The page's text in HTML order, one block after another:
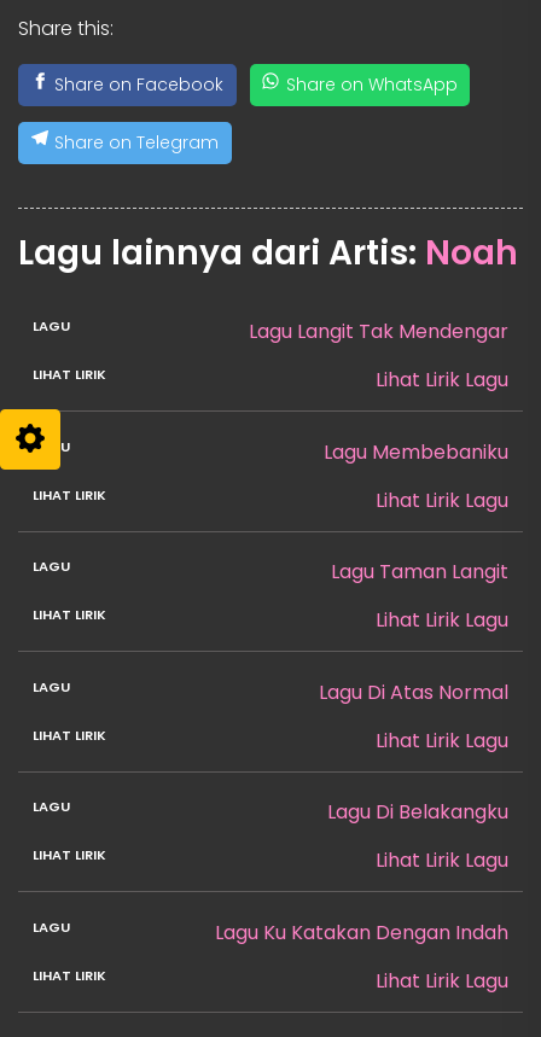
Share this:
Share on Facebook Share on WhatsApp
Share on Telegram
Lagu lainnya dari Artis: Noah
Lagu Langit Tak Mendengar
Lihat Lirik Lagu
Lagu Membebaniku
Lihat Lirik Lagu
Lagu Taman Langit
Lihat Lirik Lagu
Lagu Di Atas Normal
Lihat Lirik Lagu
Lagu Di Belakangku
Lihat Lirik Lagu
Lagu Ku Katakan Dengan Indah
Lihat Lirik Lagu